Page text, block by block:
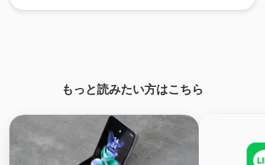
もっと読みたい方はこちら